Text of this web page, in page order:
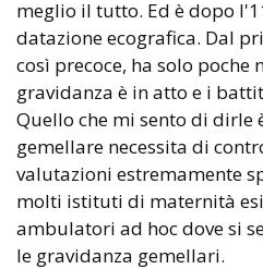
meglio il tutto. Ed è dopo
datazione ecografica. Dal
così precoce, ha solo poche
gravidanza è in atto e i
Quello che mi sento di dirle
gemellare necessita di
valutazioni estremamente
molti istituti di maternità
ambulatori ad hoc dove si
le gravidanza gemellari.